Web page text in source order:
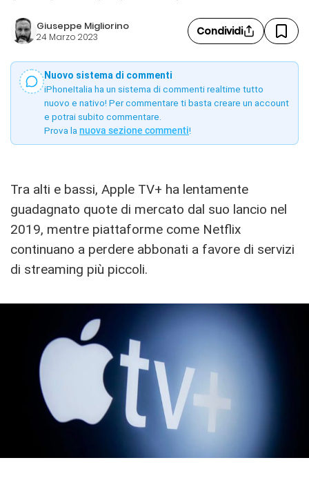
Giuseppe Migliorino
24 Marzo 2023 Condividi
Nuovo sistema di commenti
iPhoneItalia ha un sistema di commenti realtime tutto
nuovo e nativo! Per commentare ti basta creare un account
e potrai subito commentare.
Prova la nuova sezione commenti!
Tra alti e bassi, Apple TV+ ha lentamente
guadagnato quote di mercato dal suo lancio nel
2019, mentre piattaforme come Netflix
continuano a perdere abbonati a favore di servizi
di streaming più piccoli.